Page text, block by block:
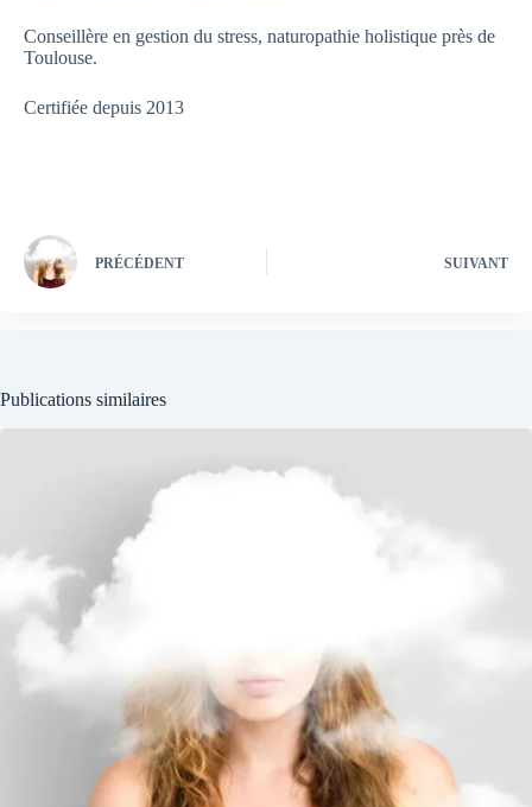
Conseillère en gestion du stress, naturopathie holistique près de
Toulouse.
Certifiée depuis 2013
PRÉCÉDENT SUIVANT
Publications similaires